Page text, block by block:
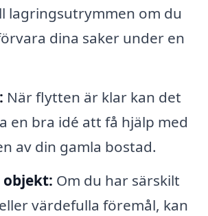
lagringsutrymmen om du
dina saker under en
När flytten är klar kan det
en bra idé att få hjälp med
av din gamla bostad.
objekt: Om du har särskilt
värdefulla föremål, kan